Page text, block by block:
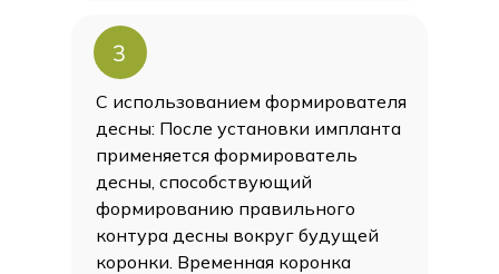
С использованием формирователя
десны: После установки импланта
применяется формирователь
десны, способствующий
формированию правильного
контура десны вокруг будущей
коронки. Временная коронка
3
ПОПУЛЯРНО
БИЗНЕС
65 000 ₽
54 000 ₽
имплант
MEDENTIKA
ЗАБРОНИРОВАТЬ ЦЕНУ